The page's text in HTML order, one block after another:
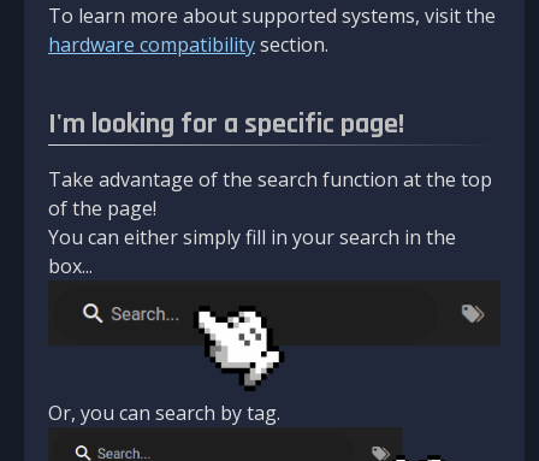
To learn more about supported systems, visit the
hardware compatibilitysection.
I'm looking for a specific page!
Take advantage of the search function at the top
of the page!
You can either simply fill in your search in the
box...
Or, you can search by tag.